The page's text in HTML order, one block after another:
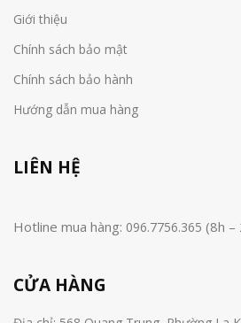
Giới thiệu
Chính sách bảo mật
Chính sách bảo hành
Hướng dẫn mua hàng
LIÊN HỆ
Hotline mua hàng: 096.7756.365 (8h –
CỬA HÀNG